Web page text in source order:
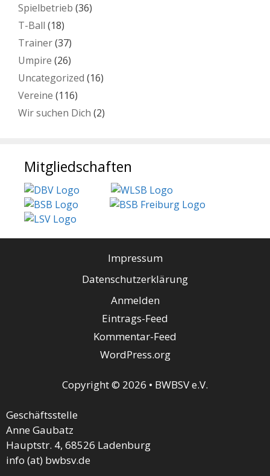
Spielbetrieb (36)
T-Ball (18)
Trainer(37)
Umpire (26)
Uncategorized (16)
Vereine (116)
Wir suchen Dich (2)
Mitgliedschaften
Impressum
Datenschutzerklärung
Anmelden
Eintrags-Feed
Kommentar-Feed
WordPress.org
Copyright © 2026 • BWBSV e.V.
Geschäftsstelle
Anne Gaubatz
Hauptstr. 4, 68526 Ladenburg
info (at) bwbsv.de